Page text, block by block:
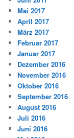
Mai 2017
April 2017
März 2017
Februar 2017
Januar 2017
Dezember 2016
November 2016
Oktober 2016
September 2016
August 2016
Juli 2016
Juni 2016